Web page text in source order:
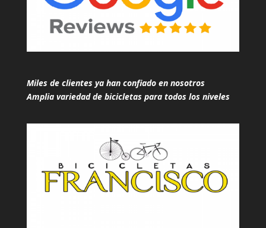
Miles de clientes ya han confiado en nosotros
Amplia variedad de bicicletas para todos los niveles